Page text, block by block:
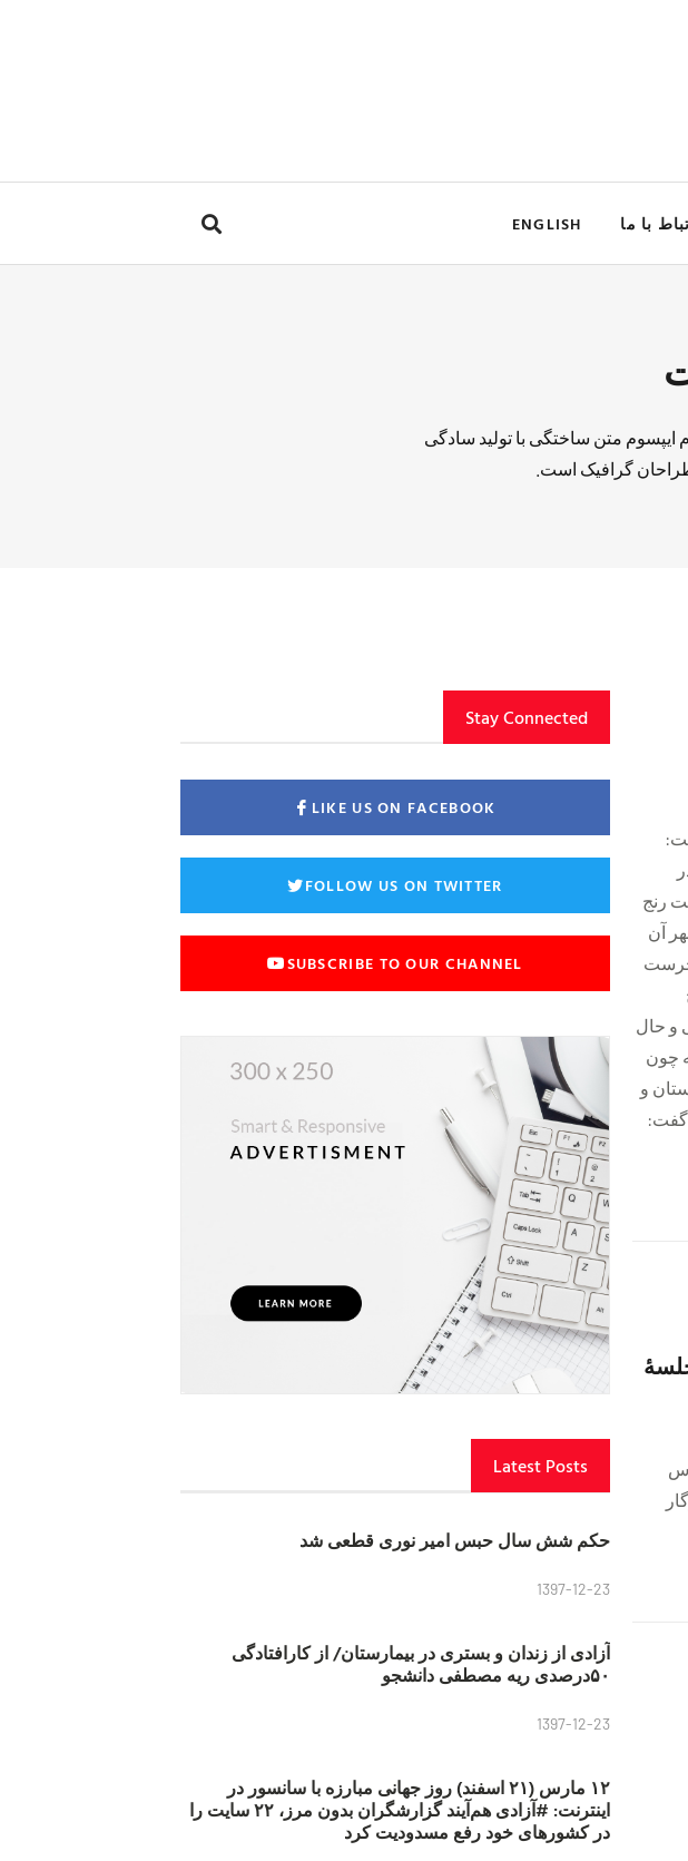
با ما ENGLISH
ایپسوم متن ساختگی با تولید سادگی
گرافیک است.
رنج
آن
و حال
چون
و
گفت:
۱۳۸۸، کلاس
Stay Connected
LIKE US ON FACEBOOK
FOLLOW US ON TWITTER
SUBSCRIBE TO OUR CHANNEL
Latest Posts
حکم شش سال حبس امیر نوری قطعی شد
1397-12-23
آزادی از زندان و بستری در بیمارستان/ از کارافتادگی
۵۰درصدی ریه مصطفی دانشجو
1397-12-23
۱۲ مارس (۲۱ اسفند) روز جهانی مبارزه با سانسور در
اینترنت: #آزادی هم‌آیند گزارشگران‌ بدون مرز، ۲۲ سایت را
در کشورهای خود رفع مسدودیت کرد